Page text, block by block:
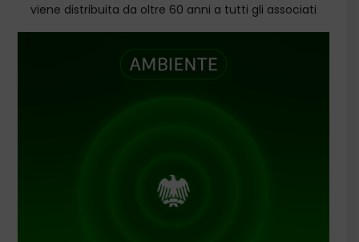
viene distribuita da oltre 60 anni a tutti gli associati